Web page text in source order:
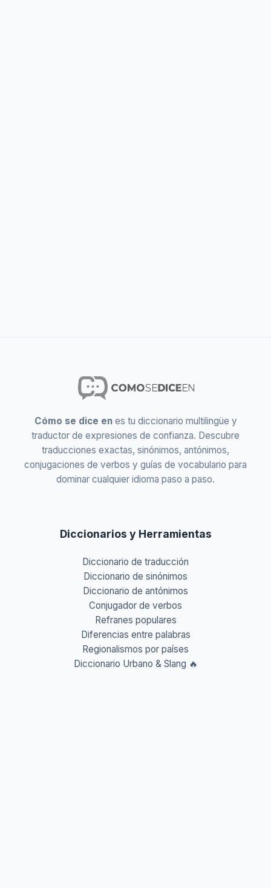
Cómo se dice enes tu diccionario multilingüe y
traductor de expresiones de confianza. Descubre
traducciones exactas, sinónimos, antónimos,
conjugaciones de verbos y guías de vocabulario para
dominar cualquier idioma paso a paso.
Diccionarios y Herramientas
Diccionario de traducción
Diccionario de sinónimos
Diccionario de antónimos
Conjugador de verbos
Refranes populares
Diferencias entre palabras
Regionalismos por países
Diccionario Urbano & Slang 🔥